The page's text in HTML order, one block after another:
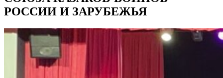
РОССИИ И ЗАРУБЕЖЬЯ